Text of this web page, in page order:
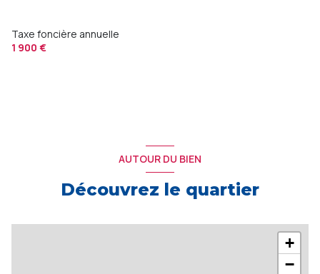
Taxe foncière annuelle
1 900 €
AUTOUR DU BIEN
Découvrez le quartier
+
−